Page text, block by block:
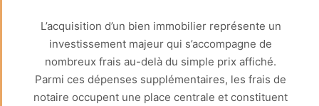
L’acquisition d’un bien immobilier représente un
investissement majeur qui s’accompagne de
nombreux frais au-delà du simple prix affiché.
Parmi ces dépenses supplémentaires, les frais de
notaire occupent une place centrale et constituent